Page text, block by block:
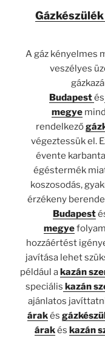
A gáz kényelmes
veszélyes
Budapestés
megye
rendelkező
végeztessük el.
évente
égéstermék
koszosodás,
érzékeny
Budapest
megye
hozzáértést
javítása lehet
például akazán
speciális kazán
ajánlatos
árakés
árakés kazán